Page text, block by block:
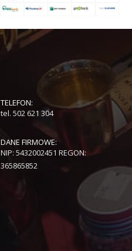
TELEFON:
tel. 502 621 304
DANE FIRMOWE:
NIP: 5432002451 REGON:
365865852